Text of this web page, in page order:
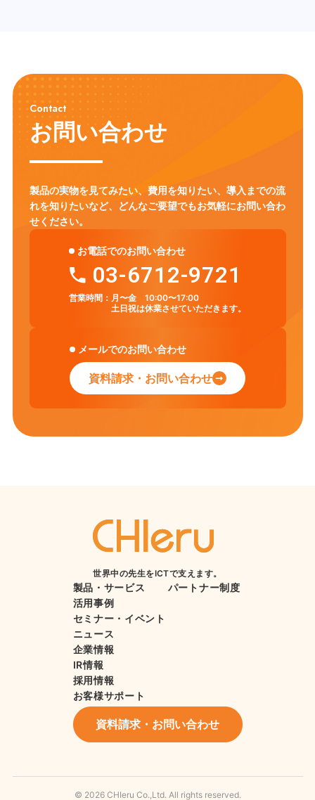
Contact
お問い合わせ
製品の実物を見てみたい、費用を知りたい、導入までの流
れを知りたいなど、
どんなご要望でもお気軽にお問い合わ
せください。
お電話でのお問い合わせ
03-6712-9721
営業時間： 月〜金 10:00〜17:00
土日祝は休業させていただきます。
メールでのお問い合わせ
資料請求・お問い合わせ
世界中の先生をICTで支えます。
製品・サービス
活用事例
セミナー・イベント
ニュース
企業情報
IR情報
採用情報
お客様サポート
パートナー制度
資料請求・お問い合わせ
© 2026 CHIeru Co.,Ltd. All rights reserved.